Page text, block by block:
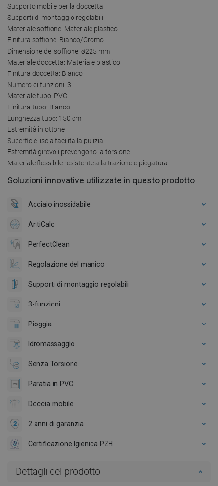
Supporto mobile per la doccetta
Supporti di montaggio regolabili
Materiale soffione: Materiale plastico
Finitura soffione: Bianco/Cromo
Dimensione del soffione: ø225 mm
Materiale doccetta: Materiale plastico
Finitura doccetta: Bianco
Numero di funzioni: 3
Materiale tubo: PVC
Finitura tubo: Bianco
Lunghezza tubo: 150 cm
Estremità in ottone
Superficie liscia facilita la pulizia
Estremità girevoli prevengono la torsione
Materiale flessibile resistente alla trazione e piegatura
Soluzioni innovative utilizzate in questo prodotto
Acciaio inossidabile
AntiCalc
PerfectClean
Regolazione del manico
Supporti di montaggio regolabili
3-funzioni
Pioggia
Idromassaggio
Senza Torsione
Paratia in PVC
Doccia mobile
2 anni di garanzia
Certificazione Igienica PZH
Dettagli del prodotto